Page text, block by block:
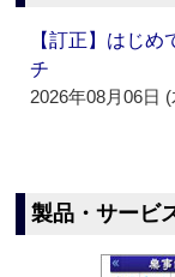
【訂正】はじ
チ
2026年08月06日 (
製品・サービ